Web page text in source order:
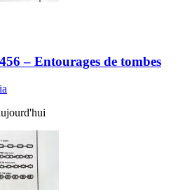
– Entourages de tombes